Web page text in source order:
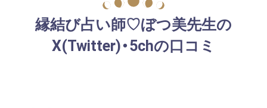
縁結び占い師♡ぼつ美先生の
X(Twitter)・5chの口コミ